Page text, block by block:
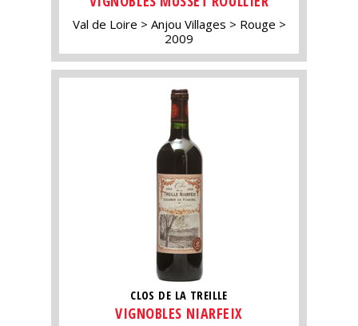
Val de Loire Anjou Villages
Rouge
2009
CLOS DE LA TREILLE
VIGNOBLES NIARFEIX